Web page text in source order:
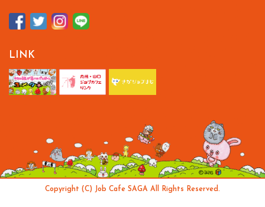
LINK
Copyright (C) Job Cafe SAGA All Rights Reserved.